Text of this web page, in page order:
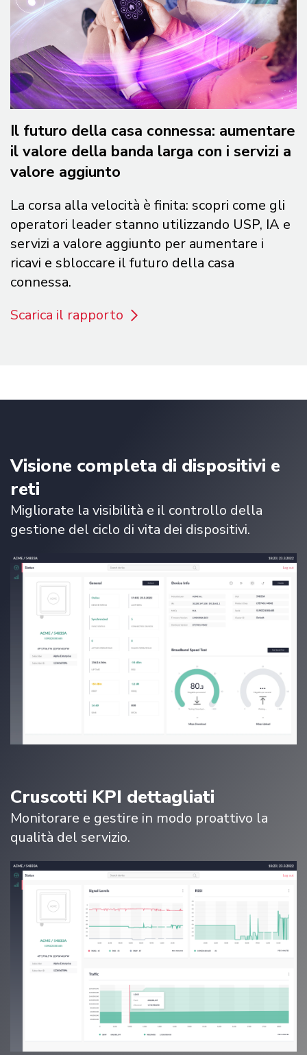
Il futuro della casa connessa: aumentare
il valore della banda larga con i servizi a
valore aggiunto
La corsa alla velocità è finita: scopri come gli
operatori leader stanno utilizzando USP, IA e
servizi a valore aggiunto per aumentare i
ricavi e sbloccare il futuro della casa
connessa.
Scarica il rapporto
Visione completa di dispositivi e
reti
Migliorate la visibilità e il controllo della
gestione del ciclo di vita dei dispositivi.
Cruscotti KPI dettagliati
Monitorare e gestire in modo proattivo la
qualità del servizio.